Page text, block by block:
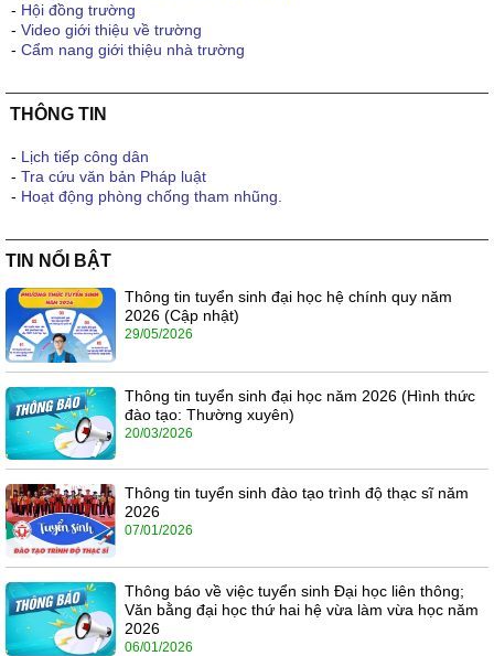
- Hội đồng trường
- Video giới thiệu về trường
- Cẩm nang giới thiệu nhà trường
THÔNG TIN
- Lịch tiếp công dân
- Tra cứu văn bản Pháp luật
- Hoạt động phòng chống tham nhũng.
TIN NỔI BẬT
Thông tin tuyển sinh đại học hệ chính quy năm
2026 (Cập nhật)
29/05/2026
Thông tin tuyển sinh đại học năm 2026 (Hình thức
đào tạo: Thường xuyên)
20/03/2026
Thông tin tuyển sinh đào tạo trình độ thạc sĩ năm
2026
07/01/2026
Thông báo về việc tuyển sinh Đại học liên thông;
Văn bằng đại học thứ hai hệ vừa làm vừa học năm
2026
06/01/2026